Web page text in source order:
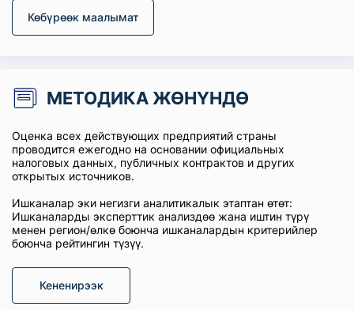
Көбүрөөк маалымат
МЕТОДИКА ЖӨНҮНДӨ
Оценка всех действующих предприятий страны
проводится ежегодно на основании официальных
налоговых данных, публичных контрактов и других
открытых источников.
Ишканалар эки негизги аналитикалык этаптан өтөт:
Ишканаларды эксперттик анализдөө жана иштин түрү
менен регион/өлкө боюнча ишканалардын критерийлер
боюнча рейтингин түзүү.
Кененирээк